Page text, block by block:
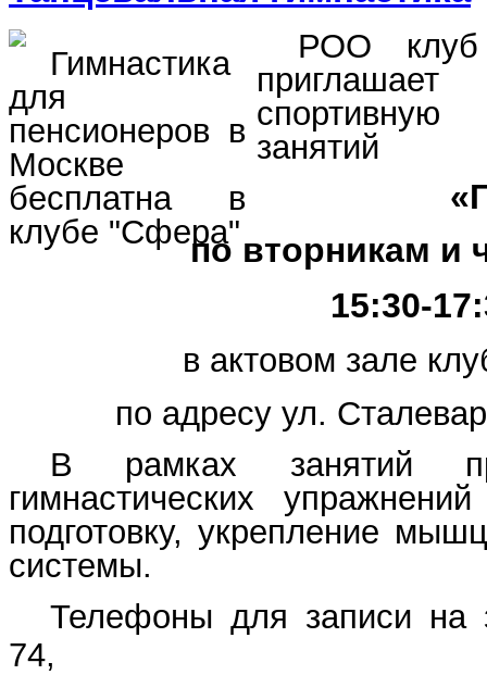
РОО
занятий
по вторникам и
15:30-
в актовом зале
по адресу ул.
В рамках занятий
гимнастических
подготовку, укрепление
системы.
Телефоны для записи на
74,